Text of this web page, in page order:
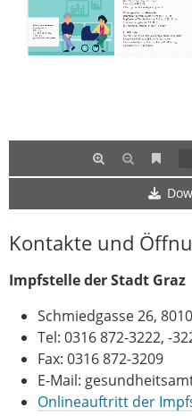
Kontakte und
Impfstelle der Stadt Graz
Schmiedgasse 26,
Tel: 0316 872-3222, -
Fax: 0316 872-3209
E-Mail:
Onlineauftritt der